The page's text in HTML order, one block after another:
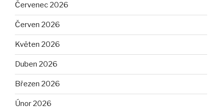
Červenec 2026
Červen 2026
Květen 2026
Duben 2026
Březen 2026
Únor 2026